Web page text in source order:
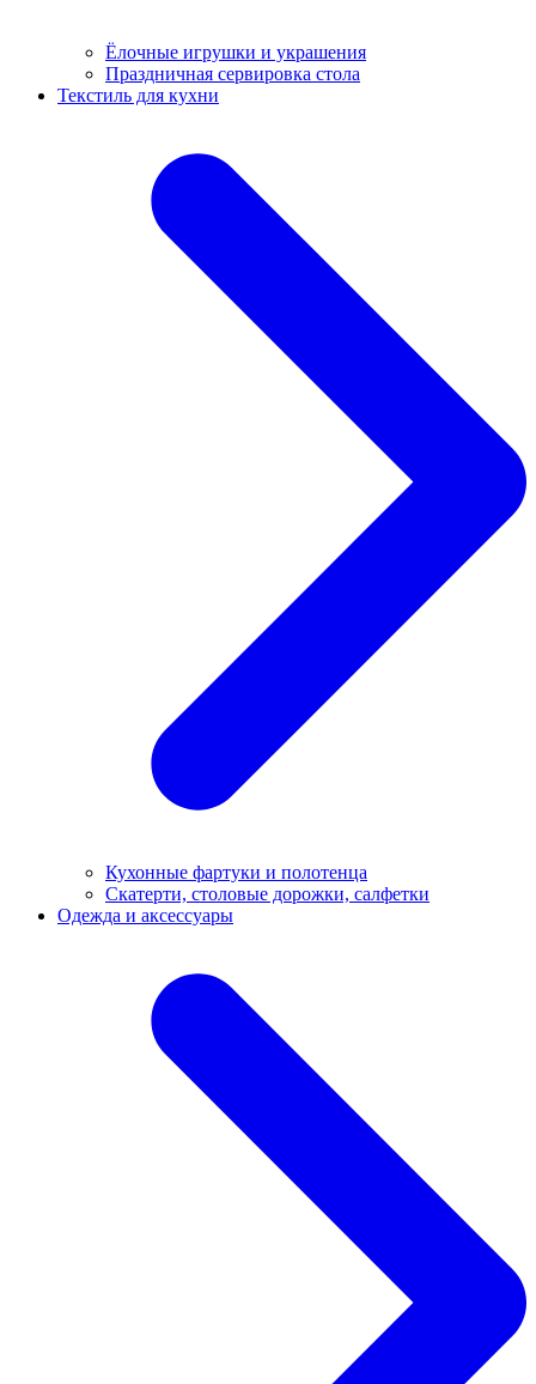
Ёлочные игрушки и украшения
Праздничная сервировка стола
Текстиль для кухни
Кухонные фартуки и полотенца
Скатерти, столовые дорожки, салфетки
Одежда и аксессуары